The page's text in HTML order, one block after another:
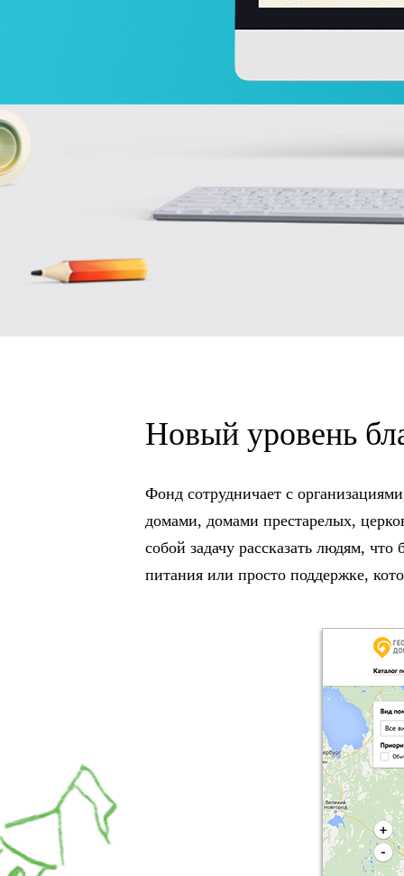
Новый уровень
Фонд сотрудничает с
домами, домами престарелых,
собой задачу рассказать людям,
питания или просто поддержке,